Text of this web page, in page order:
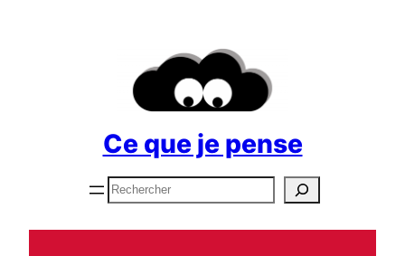
Ce que je pense
Rechercher